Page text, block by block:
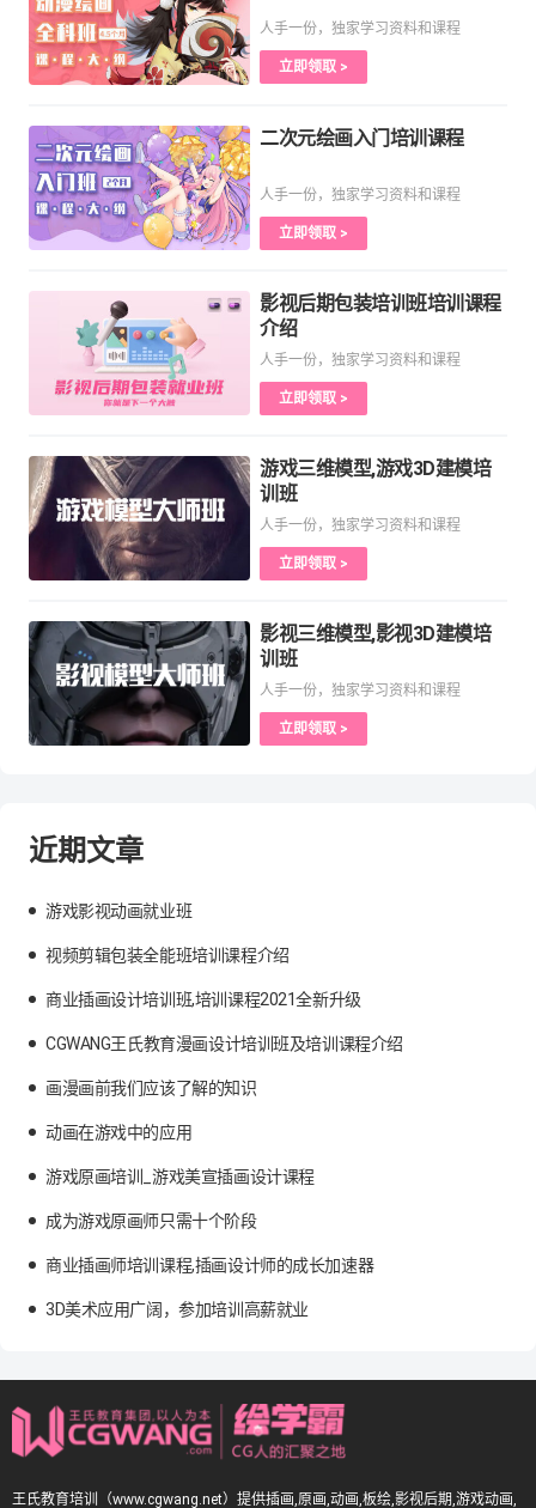
人手一份，独家学习资料和课程
立即领取 >
二次元绘画入门培训课程
人手一份，独家学习资料和课程
立即领取 >
影视后期包装培训班培训课程
介绍
人手一份，独家学习资料和课程
立即领取 >
游戏三维模型,游戏3D建模培
训班
人手一份，独家学习资料和课程
立即领取 >
影视三维模型,影视3D建模培
训班
人手一份，独家学习资料和课程
立即领取 >
近期文章
游戏影视动画就业班
视频剪辑包装全能班培训课程介绍
商业插画设计培训班,培训课程2021全新升级
CGWANG王氏教育漫画设计培训班及培训课程介绍
画漫画前我们应该了解的知识
动画在游戏中的应用
游戏原画培训_游戏美宣插画设计课程
成为游戏原画师只需十个阶段
商业插画师培训课程,插画设计师的成长加速器
3D美术应用广阔，参加培训高薪就业
王氏教育培训（www.cgwang.net）提供插画,原画,动画,板绘,影视后期,游戏动画,